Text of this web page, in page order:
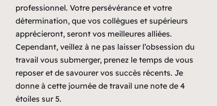
professionnel. Votre persévérance et votre
détermination, que vos collègues et supérieurs
apprécieront, seront vos meilleures alliées.
Cependant, veillez à ne pas laisser l’obsession du
travail vous submerger, prenez le temps de vous
reposer et de savourer vos succès récents. Je
donne à cette journée de travail une note de 4
étoiles sur 5.